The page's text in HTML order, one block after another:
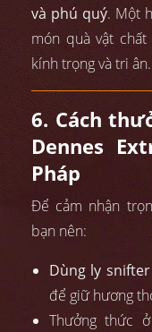
và phú quý. Một
món quà vật
kính trọng và tri ân.
6. Cách
Dennes
Pháp
Để cảm nhận
bạn nên:
Dùng ly
để giữ hương
Thưởng thức ở